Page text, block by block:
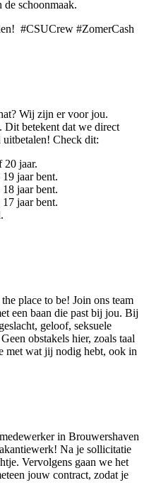
de schoonmaak.
#CSUCrew #ZomerCash
Wij zijn er voor jou.
Dit betekent dat we direct
Check dit:
20 jaar.
jaar bent.
jaar bent.
jaar bent.
place to be! Join ons team
een baan die past bij jou. Bij
geloof, seksuele
obstakels hier, zoals taal
met wat jij nodig hebt, ook in
in Brouwershaven
Na je sollicitatie
Vervolgens gaan we het
jouw contract, zodat je